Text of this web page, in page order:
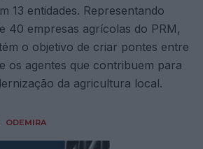
13 entidades. Representando
40 empresas agrícolas do PRM,
o objetivo de criar pontes entre
os agentes que contribuem para
da agricultura local.
ODEMIRA